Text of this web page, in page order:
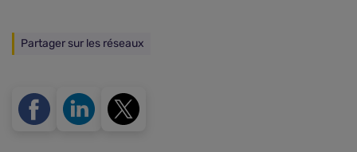
Partager sur les réseaux